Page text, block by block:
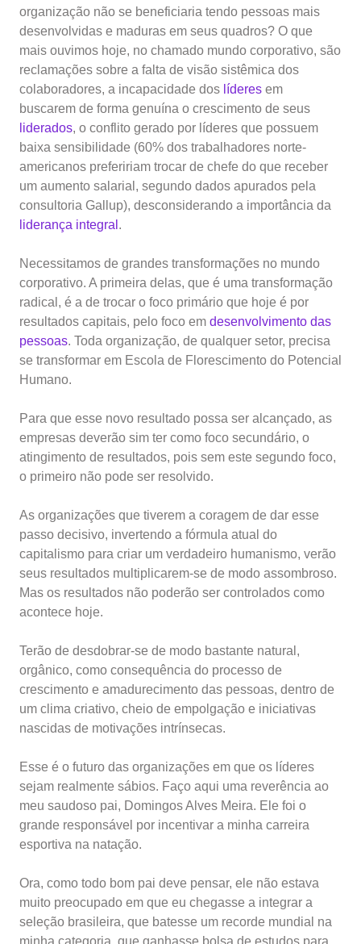
organização não se beneficiaria tendo pessoas mais
desenvolvidas e maduras em seus quadros? O que
mais ouvimos hoje, no chamado mundo corporativo, são
reclamações sobre a falta de visão sistêmica dos
colaboradores, a incapacidade dos líderes em
buscarem de forma genuína o crescimento de seus
liderados, o conflito gerado por líderes que possuem
baixa sensibilidade (60% dos trabalhadores norte-
americanos prefeririam trocar de chefe do que receber
um aumento salarial, segundo dados apurados pela
consultoria Gallup), desconsiderando a importância da
liderança integral .
Necessitamos de grandes transformações no mundo
corporativo. A primeira delas, que é uma transformação
radical, é a de trocar o foco primário que hoje é por
resultados capitais, pelo foco em desenvolvimento das
pessoas. Toda organização, de qualquer setor, precisa
se transformar em Escola de Florescimento do Potencial
Humano.
Para que esse novo resultado possa ser alcançado, as
empresas deverão sim ter como foco secundário, o
atingimento de resultados, pois sem este segundo foco,
o primeiro não pode ser resolvido.
As organizações que tiverem a coragem de dar esse
passo decisivo, invertendo a fórmula atual do
capitalismo para criar um verdadeiro humanismo, verão
seus resultados multiplicarem-se de modo assombroso.
Mas os resultados não poderão ser controlados como
acontece hoje.
Terão de desdobrar-se de modo bastante natural,
orgânico, como consequência do processo de
crescimento e amadurecimento das pessoas, dentro de
um clima criativo, cheio de empolgação e iniciativas
nascidas de motivações intrínsecas.
Esse é o futuro das organizações em que os líderes
sejam realmente sábios. Faço aqui uma reverência ao
meu saudoso pai, Domingos Alves Meira. Ele foi o
grande responsável por incentivar a minha carreira
esportiva na natação.
Ora, como todo bom pai deve pensar, ele não estava
muito preocupado em que eu chegasse a integrar a
seleção brasileira, que batesse um recorde mundial na
minha categoria, que ganhasse bolsa de estudos para